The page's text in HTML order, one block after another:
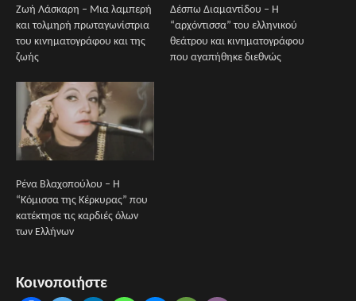
Ζωή Λάσκαρη – Μια λαμπερή
και τολμηρή πρωταγωνίστρια
του κινηματογράφου και της
ζωής
Δέσπω Διαμαντίδου – Η
“αρχόντισσα” του ελληνικού
θεάτρου και κινηματογράφου
που αγαπήθηκε διεθνώς
Ρένα Βλαχοπούλου – Η
“Κόμισσα της Κέρκυρας” που
κατέκτησε τις καρδιές όλων
των Ελλήνων
Κοινοποιήστε